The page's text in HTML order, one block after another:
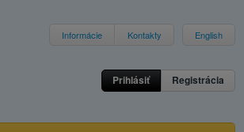
Informácie Kontakty English
Prihlásiť Registrácia